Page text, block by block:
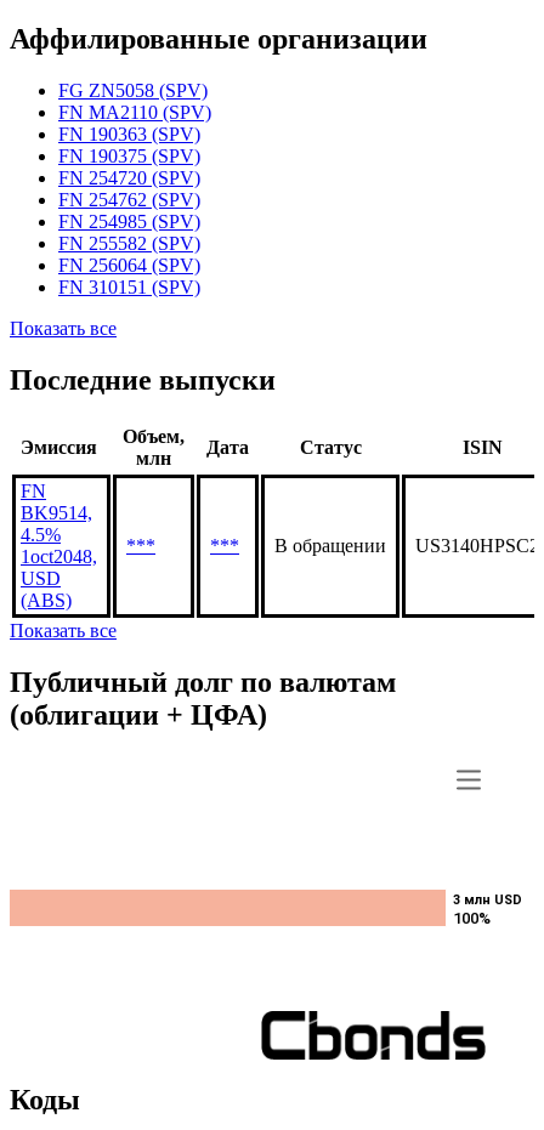
Аффилированные организации
FG ZN5058 (SPV)
FN MA2110 (SPV)
FN 190363 (SPV)
FN 190375 (SPV)
FN 254720 (SPV)
FN 254762 (SPV)
FN 254985 (SPV)
FN 255582 (SPV)
FN 256064 (SPV)
FN 310151 (SPV)
Показать все
Последние выпуски
Эмиссия
Объем,
млн
Дата Статус ISIN
FN
BK9514,
4.5%
1oct2048,
USD
(ABS)
*** *** В обращении
Показать все
Публичный долг по валютам
(облигации + ЦФА)
3 млн USD
100%
3 млн USD
100%
Коды